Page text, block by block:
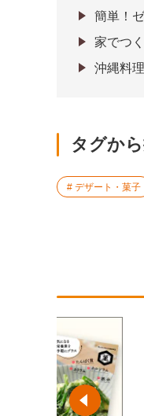
簡単！
家でつ
沖縄料
タグか
デザート・菓子